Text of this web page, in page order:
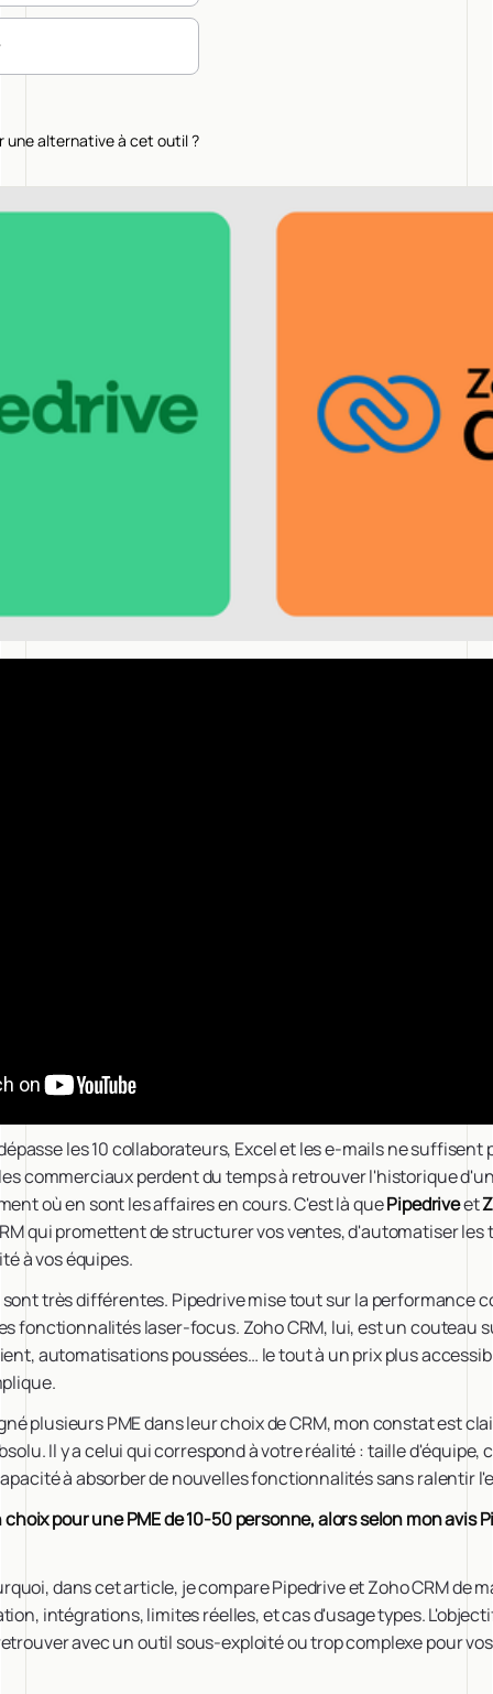
une alternative à cet outil ?
les 10 collaborateurs, Excel et les e-mails ne
commerciaux perdent du temps à retrouver l'historique
où en sont les affaires en cours. C'est là quePipedriveet
qui promettent de structurer vos ventes, d'automatiser
à vos équipes.
très différentes. Pipedrive mise tout sur la performance
fonctionnalités laser-focus. Zoho CRM, lui, est un couteau
automatisations poussées… le tout à un prix plus
plusieurs PME dans leur choix de CRM, mon constat est
Il y a celui qui correspond à votre réalité : taille d'équipe,
à absorber de nouvelles fonctionnalités sans ralentir
pour une PME de 10-50 personne, alors selon mon avis
dans cet article, je compare Pipedrive et Zoho CRM de
intégrations, limites réelles, et cas d'usage types.
avec un outil sous-exploité ou trop complexe pour